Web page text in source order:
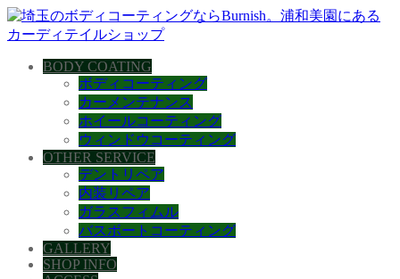
BODY COATING
ボディコーティング
カーメンテナンス
ホイールコーティング
ウィンドウコーティング
OTHER SERVICE
デントリペア
内装リペア
ガラスフィムル
バスボートコーティング
GALLERY
SHOP INFO